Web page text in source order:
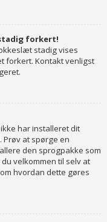
forkert!
stadig vises
forkert. Kontakt venligst
har installeret dit
at spørge en
den sprogpakke som
velkommen til selv at
hvordan dette gøres